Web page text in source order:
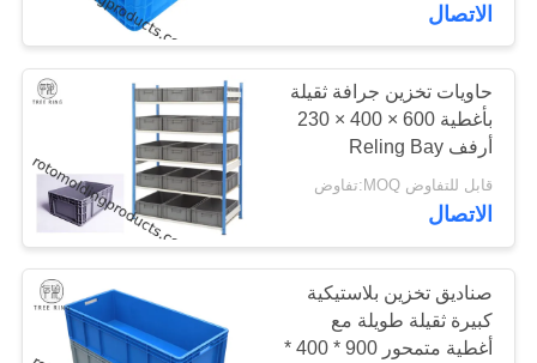
الاتصال
حاويات تخزين جرافة ثقيلة
بأغطية 600 × 400 × 230
أرفف Reling Bay
قابل للتفاوض MOQ:تفاوض
الاتصال
صناديق تخزين بلاستيكية
كبيرة ثقيلة طويلة مع
أغطية متمحور 900 * 400 *